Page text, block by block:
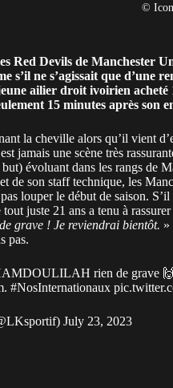
©
Red Devils de Manchester
s’il ne s’agissait que d’une
ailier droit ivoirien
15 minutes après son
la cheville alors qu’il vient
jamais une scène très
évoluant dans les rangs de
de son staff technique, les
louper le début de saison.
juste 21 ans a tenu à
grave ! Je reviendrai bientôt. »
pas.
rien de grave
#NosInternationaux
July 23, 2023